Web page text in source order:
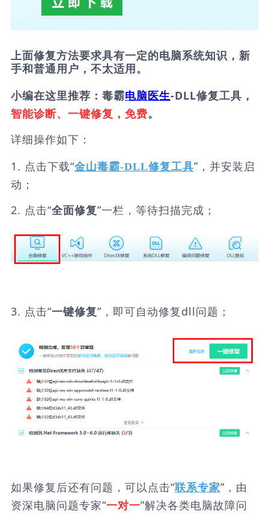
上面修复方法要求具有一定的电脑系统知识，新
手和普通用户，不太适用。
小编在这里推荐：毒霸电脑医生-DLL修复工具，
智能诊断、一键修复，免费。
详细操作如下：
1. 点击下载“金山毒霸-DLL修复工具”，并安装启
动；
2. 点击“全面修复”一栏，等待扫描完成；
3. 点击“一键修复”，即可自动修复dll问题；
如果修复后还有问题，可以点击“联系专家”，由
资深电脑问题专家“一对一”解决各类电脑故障问